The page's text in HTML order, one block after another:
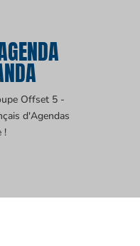
Offset 5 -
d'Agendas
!